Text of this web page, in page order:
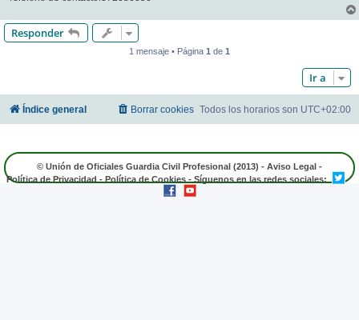
Responder
1 mensaje • Página 1 de 1
Ir a
Índice general Todos los horarios son UTC+02:00
Borrar cookies
© Unión de Oficiales Guardia Civil Profesional (2013) - Aviso Legal -
Política de Privacidad - Política de Cookies - Síguenos en las redes sociales: